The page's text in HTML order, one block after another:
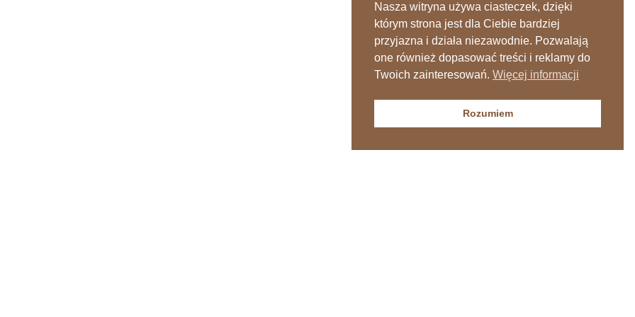
Nasza witryna używa ciasteczek, dzięki
którym strona jest dla Ciebie bardziej
przyjazna i działa niezawodnie. Pozwalają
one również dopasować treści i reklamy do
Twoich zainteresowań. Więcej informacji
Rozumiem